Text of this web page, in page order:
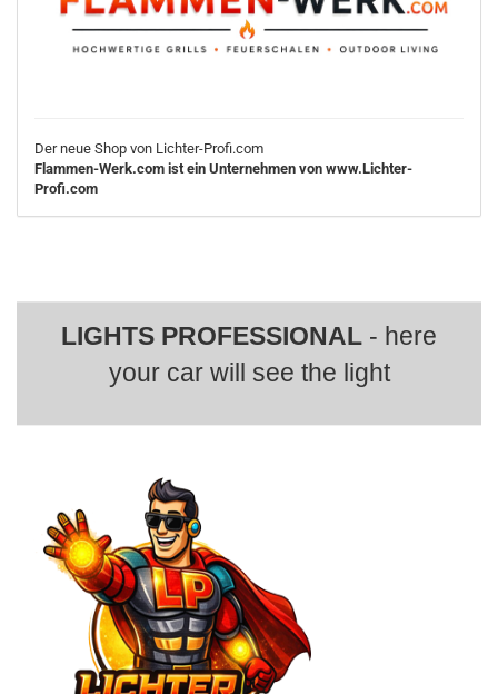
Der neue Shop von Lichter-Profi.com
Flammen-Werk.com ist ein Unternehmen von www.Lichter-
Profi.com
LIGHTS PROFESSIONAL - here
your car will see the light